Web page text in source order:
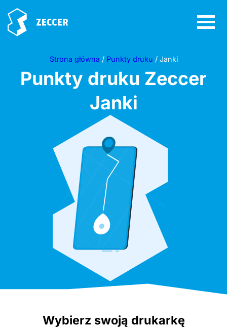
Strona główna / Punkty druku / Janki
Punkty druku Zeccer
Janki
Wybierz swoją drukarkę